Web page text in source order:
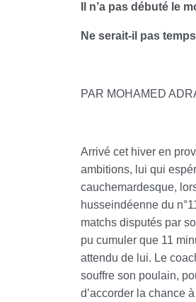
Il n’a pas débuté le
Ne serait-il pas
PAR MOHAMED
Arrivé cet hiver en
ambitions, lui qui
cauchemardesque,
husseindéenne du
matchs disputés par
pu cumuler que 11
attendu de lui. Le
souffre son poulain,
d’accorder la chance